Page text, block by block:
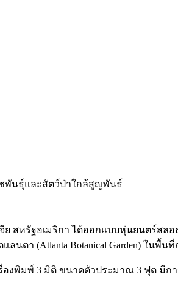
ย สหรัฐอเมริกา ได้ออกแบบหุ่นยนตร์สล
ตา (Atlanta Botanical Garden) ในพื้นที่
งพิมพ์ 3 มิติ ขนาดตัวประมาณ 3 ฟุต มี